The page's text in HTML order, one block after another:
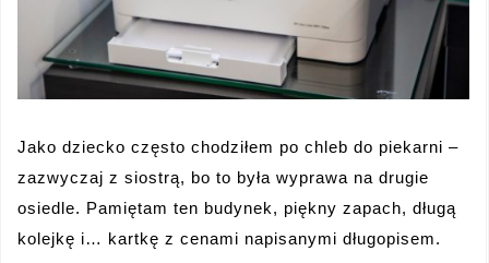
Jako dziecko często chodziłem po chleb do piekarni –
zazwyczaj z siostrą, bo to była wyprawa na drugie
osiedle. Pamiętam ten budynek, piękny zapach, długą
kolejkę i… kartkę z cenami napisanymi długopisem.